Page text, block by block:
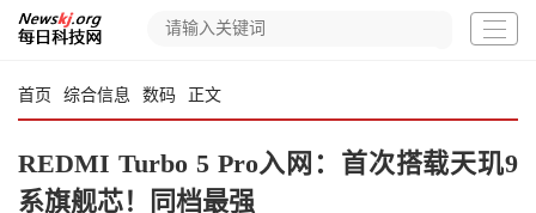
首页 综合信息 数码 正文
REDMI Turbo 5 Pro入网：首次搭载天玑9
系旗舰芯！同档最强